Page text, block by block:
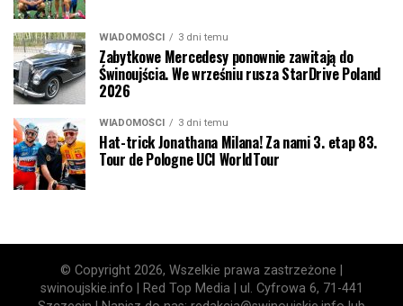
WIADOMOŚCI 3 dni temu
Zabytkowe Mercedesy ponownie zawitają do
Świnoujścia. We wrześniu rusza StarDrive Poland
2026
WIADOMOŚCI 3 dni temu
Hat-trick Jonathana Milana! Za nami 3. etap 83.
Tour de Pologne UCI WorldTour
© Copyright 2026, Wszelkie prawa zastrzeżone |
swinoujskie.info | Red Top Media | ul. Cyfrowa 6, 71-441